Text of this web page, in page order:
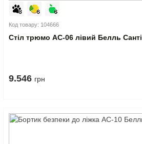
Код товару: 104666
Стіл трюмо АС-06 лівий Белль Санті
9.546 грн